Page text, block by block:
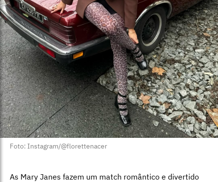
Foto: Instagram/@florettenacer
As Mary Janes fazem um match romântico e divertido